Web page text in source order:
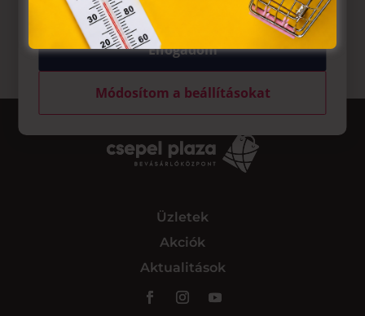
Üzletek
Akciók
Aktualitások
Elfogadom
Módosítom a beállításokat